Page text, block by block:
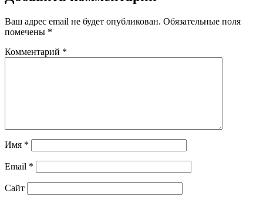
Ваш адрес email не будет опубликован. Обязательные поля
помечены *
Комментарий *
Имя *
Email *
Сайт